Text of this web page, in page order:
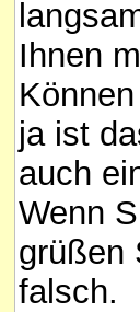
Ihnen
ja ist
auch
Wenn
grüßen
falsch.